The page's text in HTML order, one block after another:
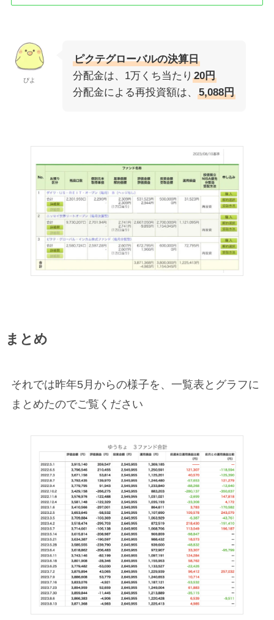
ぴよ
ピクテグローバルの決算日
分配金は、1万くち当たり 20円
分配金による再投資額は、
5,088円
まとめ
それでは昨年5月からの様子を、一覧表とグラフに
まとめたのでご覧ください